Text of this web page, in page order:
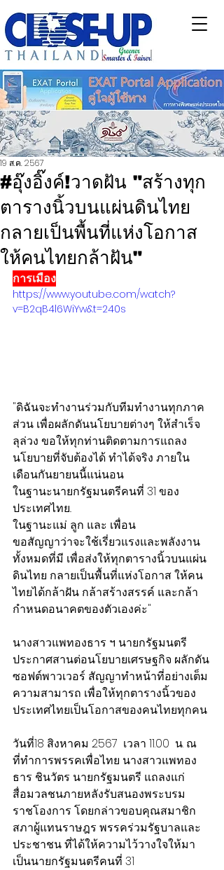
#อุ๊งอิ๊งค์!วาดฝัน "สร้างทุก
ตารางนิ้วบนแผ่นดินไทย
กลายเป็นพื้นที่แห่งโอกาส
ให้คนไทยกล้าฝัน"
19 ส.ค. 2567
การเมือง
https://www.youtube.com/watch?
v=B2qB4l6WiYw&t=240s
"ดิฉันจะทำงานร่วมกับทีมทำงานทุกภาค
ส่วน เพื่อผลักดันนโยบายต่างๆ ให้สำเร็จ
ลุล่วง ขอให้ทุกท่านติดตามการแถลง
นโยบายที่จับต้องได้ ทำได้จริง ภายใน
เดือนกันยายนนี้แน่นอน
ในฐานะนายกรัฐมนตรีคนที่ 31 ของ
ประเทศไทย..
ในฐานะแม่ ลูก และ เพื่อน
ขอสัญญาว่าจะใช้เรี่ยวแรงและพลังงาน
ทั้งหมดที่มี เพื่อส่งให้ทุกตารางนิ้วบนแผ่น
ดินไทย กลายเป็นพื้นที่แห่งโอกาส ให้คน
ไทยได้กล้าฝัน กล้าสร้างสรรค์ และกล้า
กำหนดอนาคตของตัวเองค่ะ"
นางสาวแพทองธาร ฯ นายกรัฐมนตรี
ประกาศสานต่อนโยบายเศรษฐกิจ ผลักดัน
ซอฟต์พาวเวอร์ สัญญาทำหน้าที่อย่างเต็ม
ความสามารถ เพื่อให้ทุกตารางนิ้วของ
ประเทศไทยเป็นโอกาสของคนไทยทุกคน
วันที่18 สิงหาคม 2567  เวลา 11.00  น. ณ
ที่ทำการพรรคเพื่อไทย นางสาวแพทอง
ธาร ชินวัตร นายกรัฐมนตรี แถลงแก่
สื่อมวลชนภายหลังรับสนองพระบรม
ราชโองการ โดยกล่าวขอบคุณสมาชิก
สภาผู้แทนราษฎร พรรคร่วมรัฐบาลและ
ประชาชน ที่ได้ให้ความไว้วางใจให้มา
เป็นนายกรัฐมนตรีคนที่ 31